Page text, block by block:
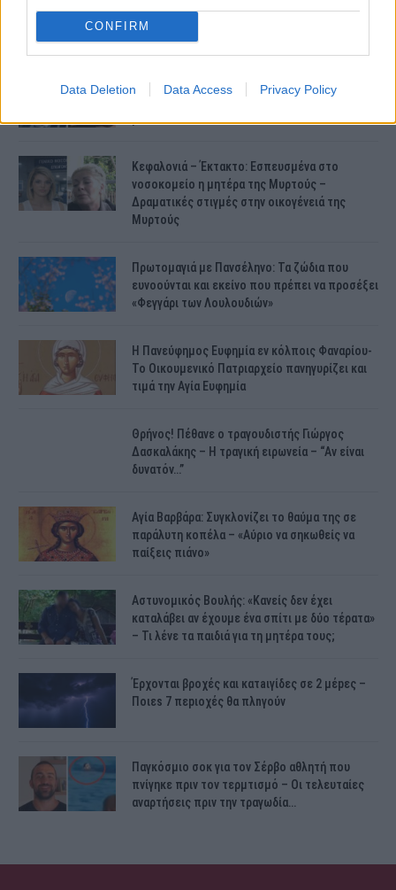
CONFIRM
Data Deletion Data Access Privacy Policy
γίνουν οι πληρωμές;
Νέες αποκαλύψεις για τον θάνατο του
13χρονου στην Ηλεία – Ο πατέρας του είχε
Κεφαλονιά – Έκτακτο: Εσπευσμένα στο
νοσοκομείο η μητέρα της Μυρτούς –
Δραματικές στιγμές στην οικογένειά της
Μυρτούς
Πρωτομαγιά με Πανσέληνο: Τα ζώδια που
ευνοούνται και εκείνο που πρέπει να προσέξει
«Φεγγάρι των Λουλουδιών»
H Πανεύφημος Ευφημία εν κόλποις Φαναρίου-
Το Οικουμενικό Πατριαρχείο πανηγυρίζει και
τιμά την Αγία Ευφημία
Θρήνος! Πέθανε ο τραγουδιστής Γιώργος
Δασκαλάκης – Η τραγική ειρωνεία – “Αν είναι
δυνατόν…”
Αγία Βαρβάρα: Συγκλονίζει το θαύμα της σε
παράλυτη κοπέλα – «Αύριο να σηκωθείς να
παίξεις πιάνο»
Αστυνομικός Bουλής: «Κανείς δεν έχει
καταλάβει αν έχουμε ένα σπίτι με δύο τέρατα»
– Τι λένε τα παιδιά για τη μητέρα τους;
Έρχονται βροχές και κατaιγίδες σε 2 μέpες –
Ποιεs 7 πεpιοχές θα πλnγούν
Παγκόσμιο σοκ για τον Σέρβο αθλητή που
πνίγηκε πριν τον τερμτισμό – Οι τελευταίες
αναρτήσεις πριν την τραγωδία…